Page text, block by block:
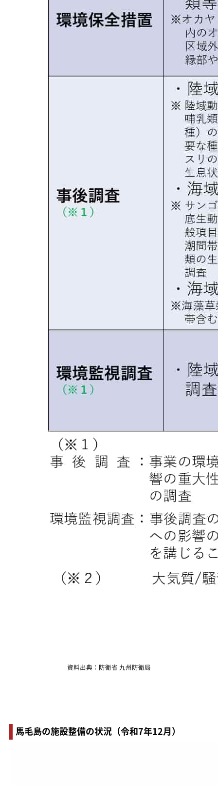
資料出典：防衛省 九州防衛局
馬毛島の施設整備の状況（令和7年12月）